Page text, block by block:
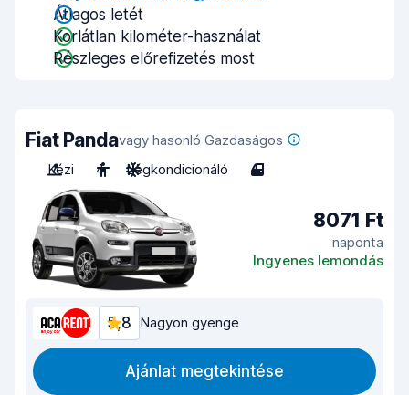
Átlagos letét
Korlátlan kilométer-használat
Részleges előrefizetés most
Fiat Pandavagy hasonló Gazdaságos
Kézi
4 Légkondicionáló 4
8071 Ft
naponta
Ingyenes lemondás
5,8 Nagyon gyenge
Ajánlat megtekintése